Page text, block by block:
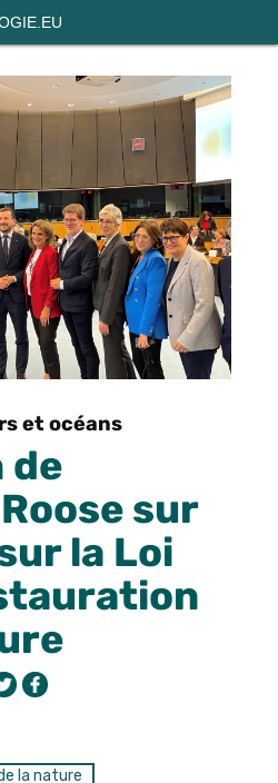
et océans
de
sur
la Loi
la nature